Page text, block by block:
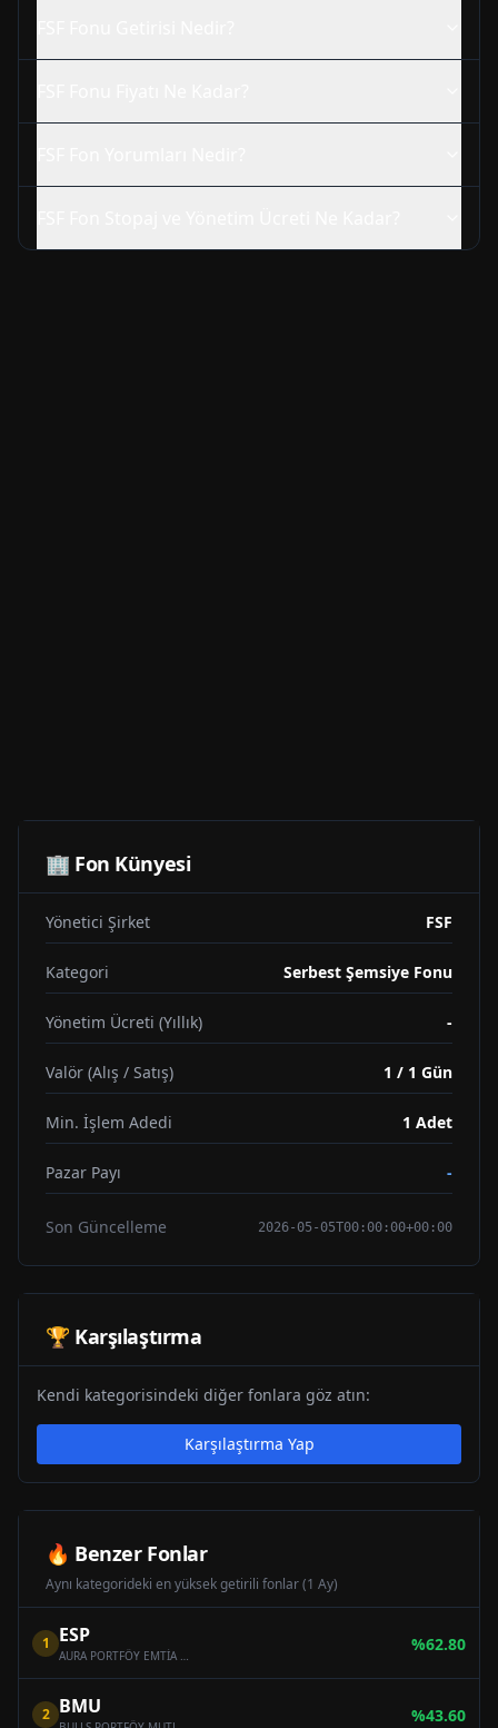
🏢 Fon Künyesi
Yönetici Şirket FSF
Kategori Serbest Şemsiye Fonu
Yönetim Ücreti (Yıllık) -
Valör (Alış / Satış) 1 / 1 Gün
Min. İşlem Adedi 1 Adet
Pazar Payı -
Son Güncelleme 2026-05-05T00:00:00+00:00
🏆 Karşılaştırma
Kendi kategorisindeki diğer fonlara göz atın:
Karşılaştırma Yap
🔥 Benzer Fonlar
Aynı kategorideki en yüksek getirili fonlar (1 Ay)
1 ESP
AURA PORTFÖY EMTİA SERBEST FON
%62.80
2 BMU %43.60